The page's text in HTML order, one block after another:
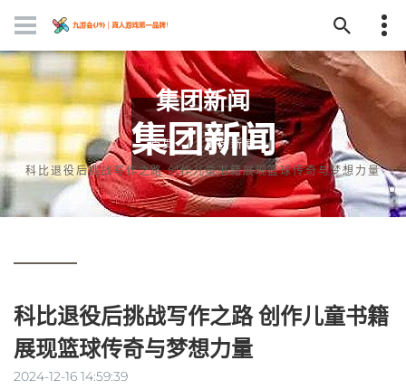
集团新闻
首页
集团新闻
科比退役后挑战写作之路 创作儿童书籍展现篮球传奇与梦想力量
科比退役后挑战写作之路 创作儿童书籍
展现篮球传奇与梦想力量
2024-12-16 14:59:39